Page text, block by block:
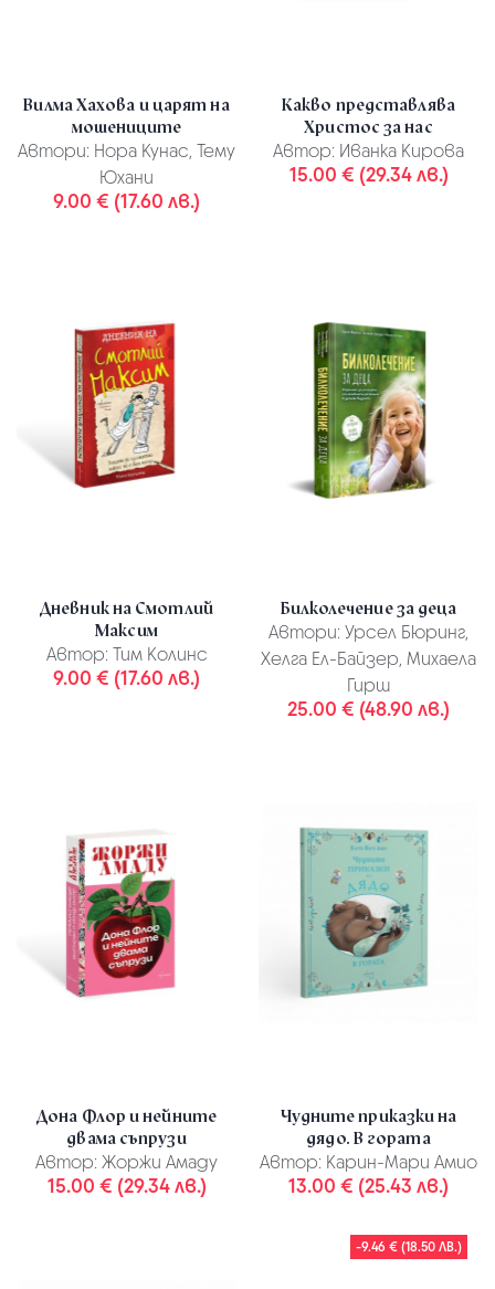
Вилма Хахова и царят на
мошениците
Автори: Нора Кунас, Тему
Юхани
9.00 € (17.60 лв.)
Какво представлява
Христос за нас
Автор: Иванка Кирова
15.00 € (29.34 лв.)
Дневник на Смотлий
Максим
Автор: Тим Колинс
9.00 € (17.60 лв.)
Билколечение за деца
Автори: Урсел Бюринг,
Хелга Ел-Байзер, Михаела
Гирш
25.00 € (48.90 лв.)
Дона Флор и нейните
двама съпрузи
Автор: Жоржи Амаду
15.00 € (29.34 лв.)
Чудните приказки на
дядо. В гората
Автор: Карин-Мари Амио
13.00 € (25.43 лв.)
-9.46 € (18.50 ЛВ.)